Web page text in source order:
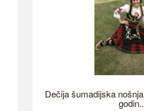
Dečija šumadijska